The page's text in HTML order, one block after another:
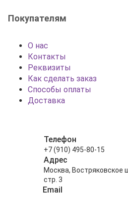
Покупателям
О нас
Контакты
Реквизиты
Как сделать заказ
Способы оплаты
Доставка
Телефон
+7 (910) 495-80-15
Адрес
Москва, Востряковское
стр. 3
Email